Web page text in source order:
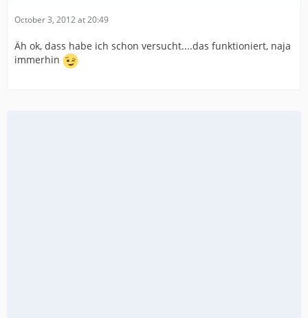
October 3, 2012 at 20:49
Äh ok, dass habe ich schon versucht....das funktioniert, naja
immerhin